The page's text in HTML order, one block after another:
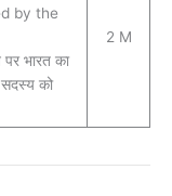
by the
भारत का
सदस्य को
2 M